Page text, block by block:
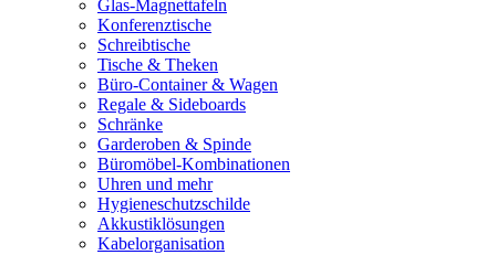
Glas-Magnettafeln
Konferenztische
Schreibtische
Tische & Theken
Büro-Container & Wagen
Regale & Sideboards
Schränke
Garderoben & Spinde
Büromöbel-Kombinationen
Uhren und mehr
Hygieneschutzschilde
Akkustiklösungen
Kabelorganisation